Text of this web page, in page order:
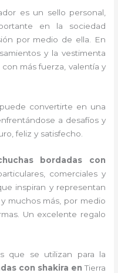
es un sello personal,
en la sociedad
por medio de ella. En
y la vestimenta
más fuerza, valentía y
convertirte en una
a desafíos y
feliz y satisfecho.
bordadas con
comerciales y
inspiran y representan
muchos más, por medio
Un excelente regalo
que se utilizan para la
con shakira enTierra